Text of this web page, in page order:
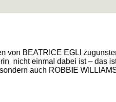
von BEATRICE EGLI
nicht einmal dabei ist – das
auch ROBBIE